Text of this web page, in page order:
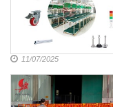
11/07/2025